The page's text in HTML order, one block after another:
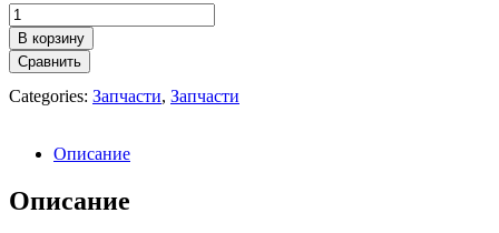
Количество
товара
Втулка
для
резчика
Husqvarna
3000
K
4000
В корзину
Сравнить
Categories: Запчасти, Запчасти
Описание
Описание